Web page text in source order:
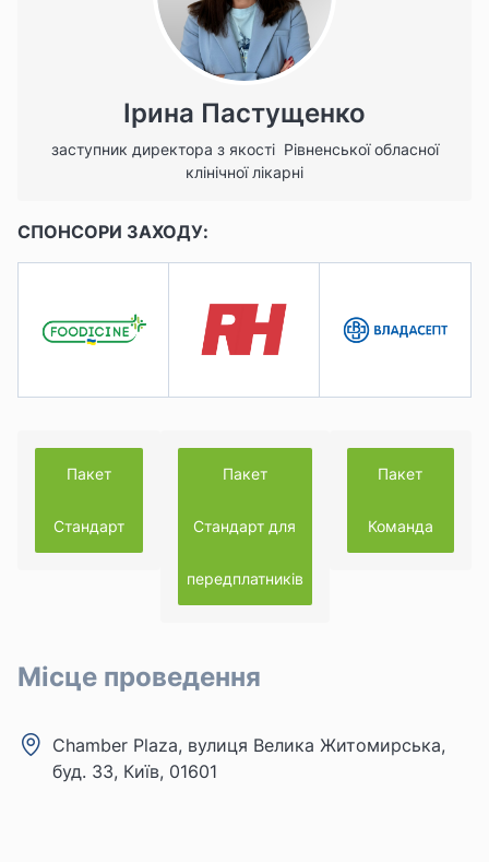
Ірина Пастущенко
заступник директора з якості Рівненської обласної
клінічної лікарні
СПОНСОРИ ЗАХОДУ:
Пакет
Стандарт
Пакет
Стандарт для
передплатників
Пакет
Команда
Місце проведення
Chamber Plaza, вулиця Велика Житомирська,
буд. 33, Київ, 01601